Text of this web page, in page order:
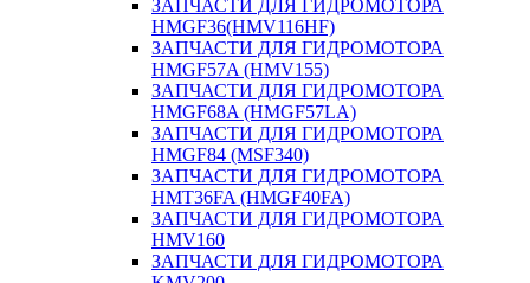
ЗАПЧАСТИ ДЛЯ ГИДРОМОТОРА
HMGF36(HMV116HF)
ЗАПЧАСТИ ДЛЯ ГИДРОМОТОРА
HMGF57A (HMV155)
ЗАПЧАСТИ ДЛЯ ГИДРОМОТОРА
HMGF68A (HMGF57LA)
ЗАПЧАСТИ ДЛЯ ГИДРОМОТОРА
HMGF84 (MSF340)
ЗАПЧАСТИ ДЛЯ ГИДРОМОТОРА
HMT36FA (HMGF40FA)
ЗАПЧАСТИ ДЛЯ ГИДРОМОТОРА
HMV160
ЗАПЧАСТИ ДЛЯ ГИДРОМОТОРА